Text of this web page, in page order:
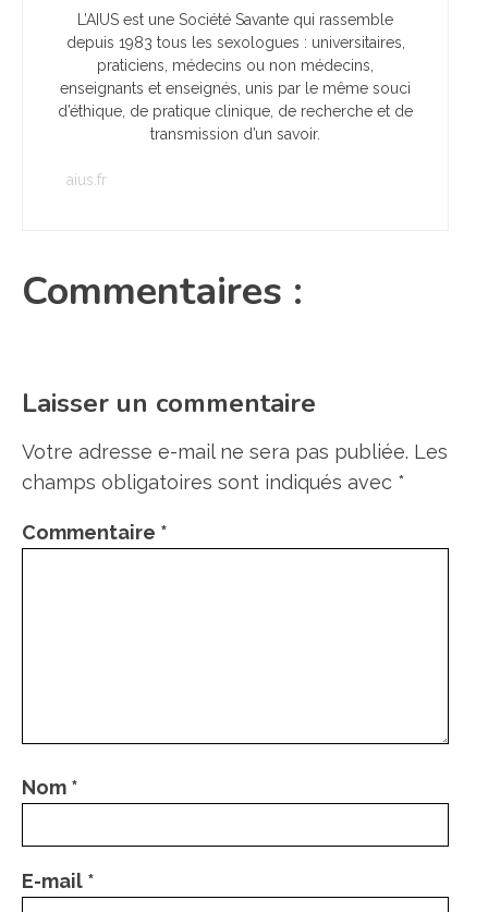
L’AIUS est une Société Savante qui rassemble
depuis 1983 tous les sexologues : universitaires,
praticiens, médecins ou non médecins,
enseignants et enseignés, unis par le même souci
d’éthique, de pratique clinique, de recherche et de
transmission d’un savoir.
aius.fr
Commentaires :
Laisser un commentaire
Votre adresse e-mail ne sera pas publiée. Les
champs obligatoires sont indiqués avec *
Commentaire *
Nom *
E-mail *